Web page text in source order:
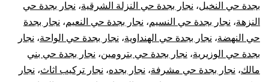
بجدة حي النخيل، نجار بجدة حي النزلة الشرقية، نجار بجدة حي
النزهة، نجار بجدة حي النسيم، نجار بجدة حي النعيم، نجار بجدة
حي النهضة، نجار بجدة حي الهنداوية، نجار بجدة حي الواحة، نجار
بجدة حي الوزيرية، نجار بجدة حي بترومين، نجار بجدة حي بني
مالك، نجار بجدة حي مشرفة، نجار بجده، نجار تركيب اثاث، نجار